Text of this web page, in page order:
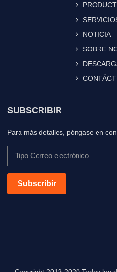
NOTICIA
SOBRE
SUBSCRIBIR
Para más detalles, póngase en
Subscribir